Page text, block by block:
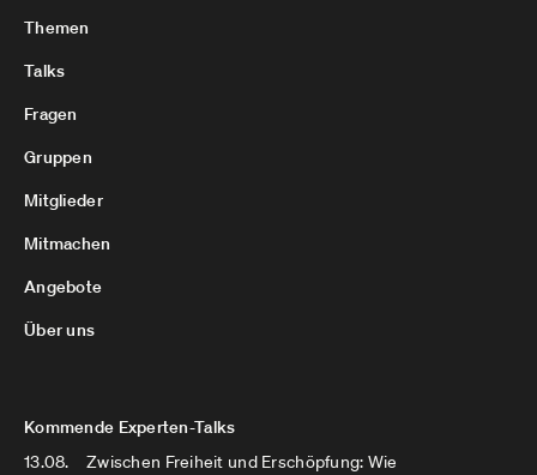
Themen
Talks
Fragen
Gruppen
Mitglieder
Mitmachen
Angebote
Über uns
Kommende Experten-Talks
13.08.
Zwischen Freiheit und Erschöpfung: Wie